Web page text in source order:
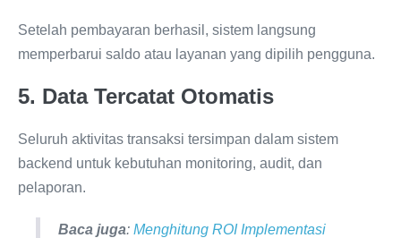
Setelah pembayaran berhasil, sistem langsung
memperbarui saldo atau layanan yang dipilih pengguna.
5. Data Tercatat Otomatis
Seluruh aktivitas transaksi tersimpan dalam sistem
backend untuk kebutuhan monitoring, audit, dan
pelaporan.
Baca juga: Menghitung ROI Implementasi